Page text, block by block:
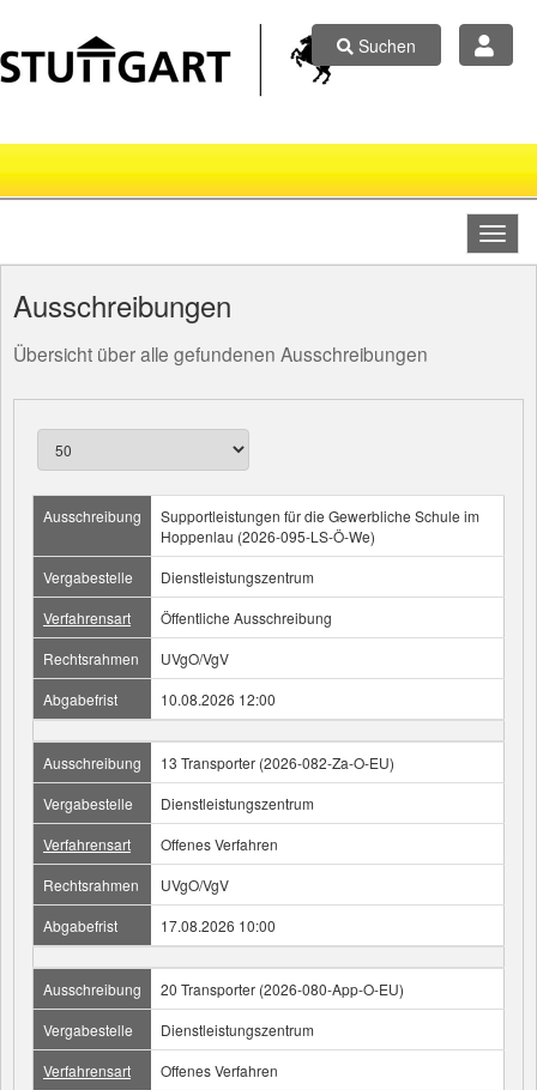
Suchen
Ausschreibungen
Übersicht über alle gefundenen Ausschreibungen
Ausschreibung
Supportleistungen für die Gewerbliche Schule im
Hoppenlau (2026-095-LS-Ö-We)
Vergabestelle
Dienstleistungszentrum
Verfahrensart
Öffentliche Ausschreibung
Rechtsrahmen
UVgO/VgV
Abgabefrist
10.08.2026 12:00
Ausschreibung
13 Transporter (2026-082-Za-O-EU)
Vergabestelle
Dienstleistungszentrum
Verfahrensart
Offenes Verfahren
Rechtsrahmen
UVgO/VgV
Abgabefrist
17.08.2026 10:00
Ausschreibung
20 Transporter (2026-080-App-O-EU)
Vergabestelle
Dienstleistungszentrum
Verfahrensart
Offenes Verfahren